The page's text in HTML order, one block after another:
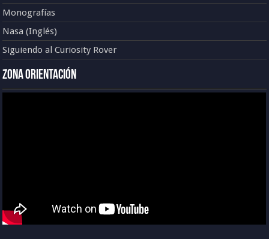
Monografías
Nasa (Inglés)
Siguiendo al Curiosity Rover
Zona Orientación